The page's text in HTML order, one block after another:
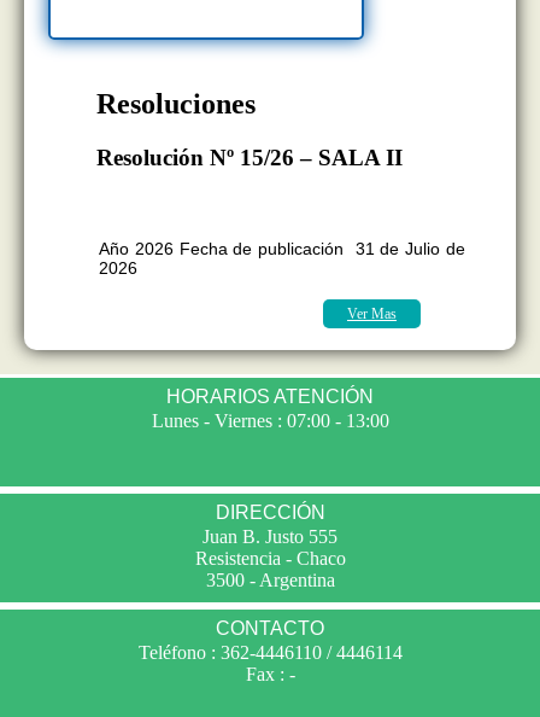
Resoluciones
Resolución Nº 15/26 – SALA II
Año 2026 Fecha de publicación 31 de Julio de
2026
Ver Mas
HORARIOS ATENCIÓN
Lunes - Viernes : 07:00 - 13:00
DIRECCIÓN
Juan B. Justo 555
Resistencia - Chaco
3500 - Argentina
CONTACTO
Teléfono : 362-4446110 / 4446114
Fax : -